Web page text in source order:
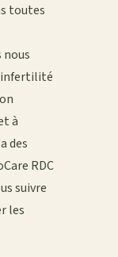
toutes
à
des
RDC
suivre
les